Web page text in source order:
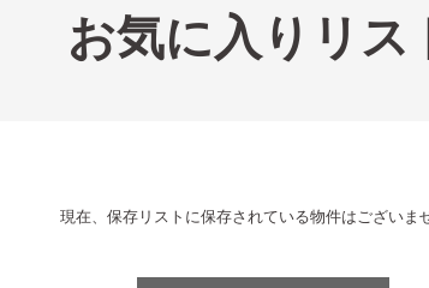
お気に入りリス
現在、保存リストに保存されている物件はございま